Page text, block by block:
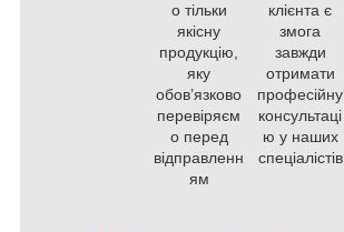
о тільки
якісну
продукцію,
яку
обов’язково
перевіряєм
о перед
відправленн
ям
клієнта є
змога
завжди
отримати
професійну
консультаці
ю у наших
спеціалістів